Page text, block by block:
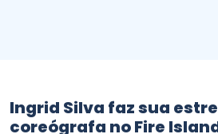
Ingrid Silva faz sua
coreógrafa no Fire